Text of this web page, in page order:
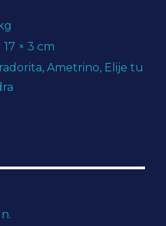
17 × 3 cm
Ametrino, Elije tu